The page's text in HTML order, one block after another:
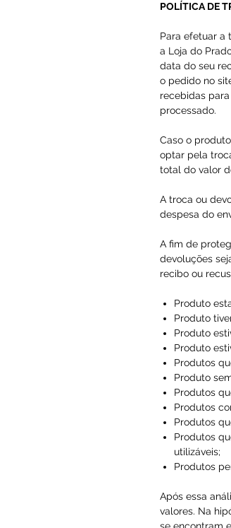
POLÍTICA DE
Para efetuar a
a Loja do
data do seu
o pedido no
recebidas
processado.
Caso o
optar pela
total do valor
A troca ou
despesa do
A fim de
devoluções
recibo ou
Produto
Produto
Produto
Produto
Produtos
Produto
Produtos
Produtos
Produtos
Produtos
utilizáveis;
Produtos
Após essa
valores. Na